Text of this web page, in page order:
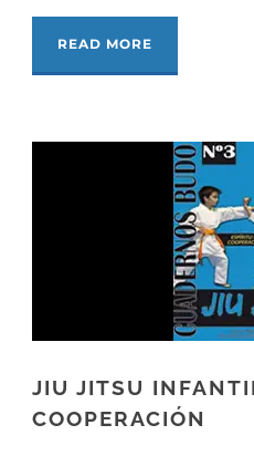
READ MORE
JIU JITSU
COOPERACIÓN